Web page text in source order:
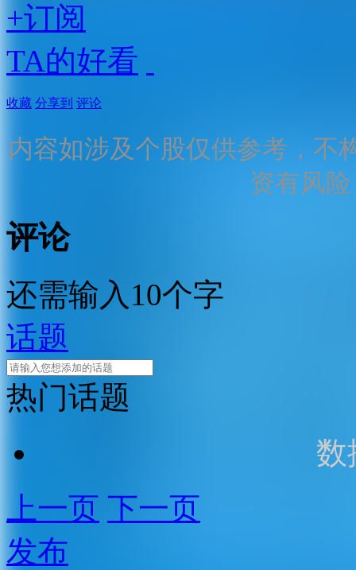
+订阅
TA的好看
收藏 分享到 评论
内容如涉及个股仅供参考，不
资有风
评论
还需输入10个字
话题
热门话题
数
上一页 下一页
发布